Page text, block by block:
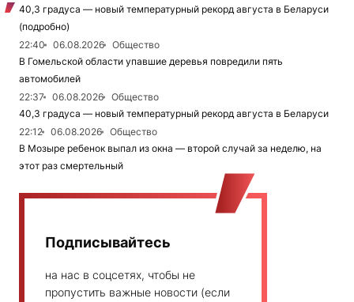
40,3 градуса — новый температурный рекорд августа в Беларуси
(подробно)
22:40
06.08.2026
Общество
В Гомельской области упавшие деревья повредили пять
автомобилей
22:37
06.08.2026
Общество
40,3 градуса — новый температурный рекорд августа в Беларуси
22:12
06.08.2026
Общество
В Мозыре ребенок выпал из окна — второй случай за неделю, на
этот раз смертельный
Подписывайтесь
на нас в соцсетях, чтобы не
пропустить важные новости (если